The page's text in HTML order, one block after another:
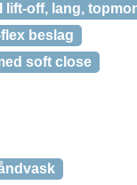
lift-off, lang,
beslag
soft close